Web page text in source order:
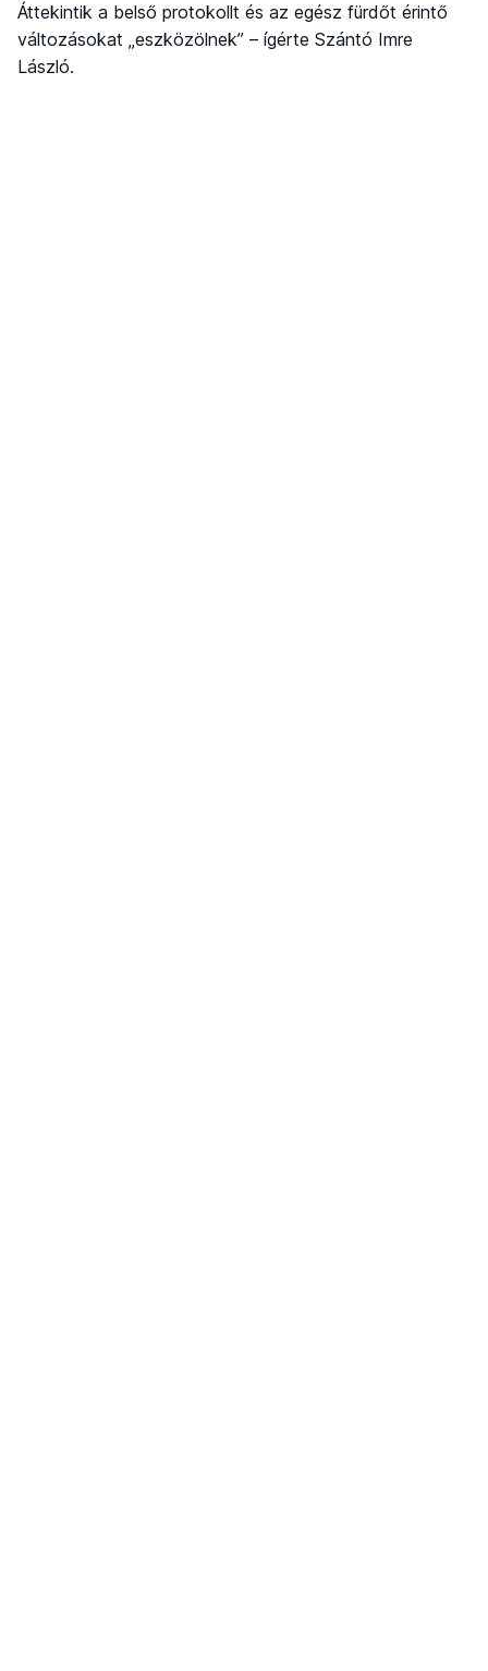
Áttekintik a belső protokollt és az egész fürdőt érintő
változásokat „eszközölnek” – ígérte Szántó Imre
László.